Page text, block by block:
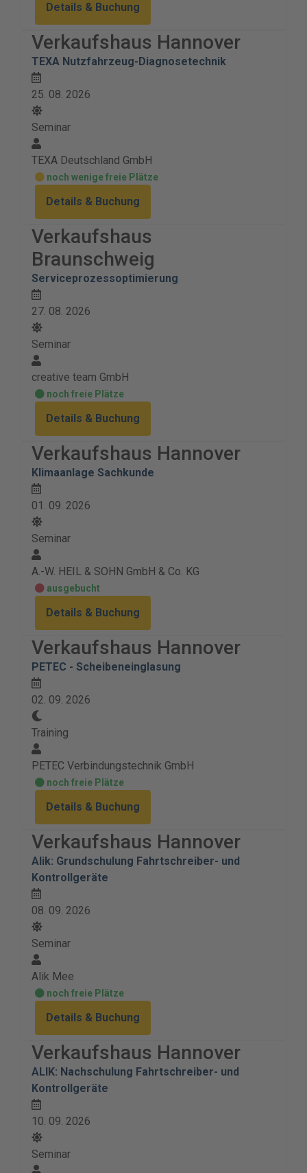
Details & Buchung
Verkaufshaus Hannover
TEXA Nutzfahrzeug-Diagnosetechnik
25. 08. 2026
Seminar
TEXA Deutschland GmbH
noch wenige freie Plätze
Details & Buchung
Verkaufshaus
Braunschweig
Serviceprozessoptimierung
27. 08. 2026
Seminar
creative team GmbH
noch freie Plätze
Details & Buchung
Verkaufshaus Hannover
Klimaanlage Sachkunde
01. 09. 2026
Seminar
A.-W. HEIL & SOHN GmbH & Co. KG
ausgebucht
Details & Buchung
Verkaufshaus Hannover
PETEC - Scheibeneinglasung
02. 09. 2026
Training
PETEC Verbindungstechnik GmbH
noch freie Plätze
Details & Buchung
Verkaufshaus Hannover
Alik: Grundschulung Fahrtschreiber- und
Kontrollgeräte
08. 09. 2026
Seminar
Alik Mee
noch freie Plätze
Details & Buchung
Verkaufshaus Hannover
ALIK: Nachschulung Fahrtschreiber- und
Kontrollgeräte
10. 09. 2026
Seminar